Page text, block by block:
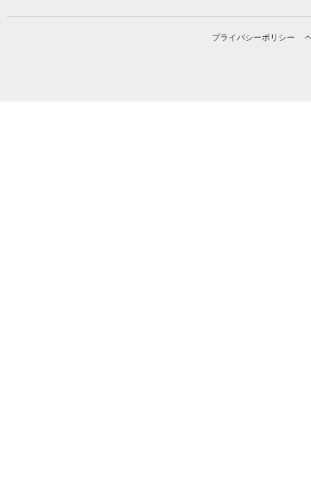
プライバシーポリシー